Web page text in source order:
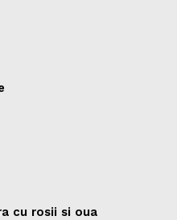
cu rosii si oua